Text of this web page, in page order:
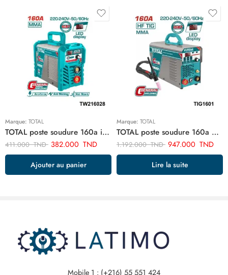
Marque: TOTAL
TOTAL poste soudure 160a inverter TW216028
411.000TND 382.000 TND
Ajouter au panier
Marque: TOTAL
TOTAL poste soudure 160a 4.0 tig mma onduleur TIG1601
1.192.000TND 947.000 TND
Lire la suite
Mobile 1 : (+216) 55 551 424